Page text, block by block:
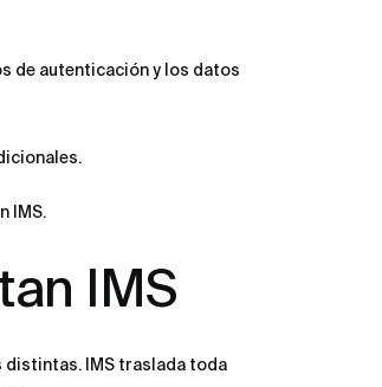
de autenticación y los datos
IMS.
IMS
distintas. IMS traslada toda